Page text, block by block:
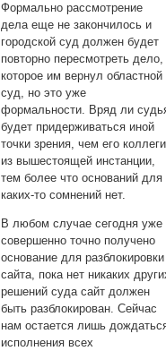
Формально рассмотрение
дела еще не закончилось и
городской суд должен будет
повторно пересмотреть дело,
которое им вернул областной
суд, но это уже
формальности. Вряд ли
будет придерживаться иной
точки зрения, чем его коллеги
из вышестоящей инстанции,
тем более что оснований для
каких-то сомнений нет.
В любом случае сегодня уже
совершенно точно получено
основание для разблокировки
сайта, пока нет никаких
решений суда сайт должен
быть разблокирован. Сейчас
нам остается лишь
исполнения всех